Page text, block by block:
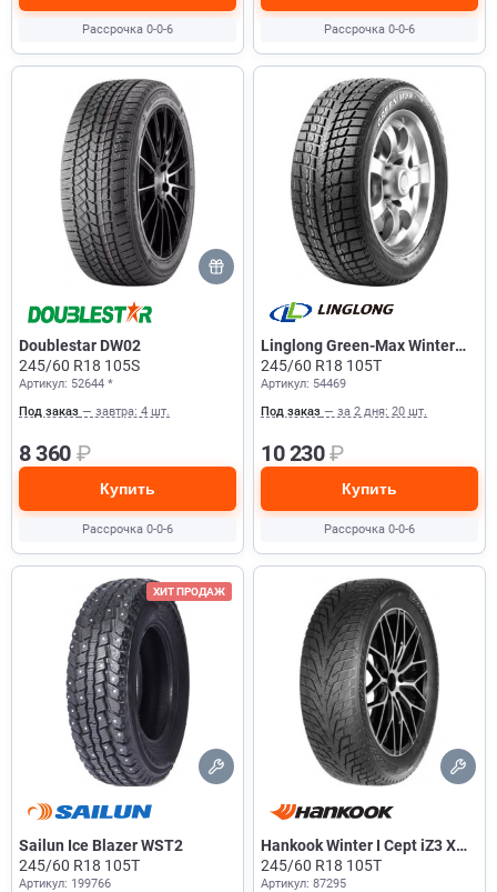
Рассрочка 0-0-6 Рассрочка 0-0-6
Doublestar DW02
245/60 R18 105S
Артикул: 52644 *
Под заказ — завтра: 4 шт.
8 360 ₽
Купить
Рассрочка 0-0-6
Linglong Green-Max Winter
Ice I-15
245/60 R18 105T
Артикул: 54469
Под заказ — за 2 дня: 20 шт.
10 230₽
Купить
Рассрочка 0-0-6
ХИТ ПРОДАЖ
Sailun Ice Blazer WST2
245/60 R18 105T
Артикул: 199766
Hankook Winter I Cept iZ3 X
W636A
245/60 R18 105T
Артикул: 87295